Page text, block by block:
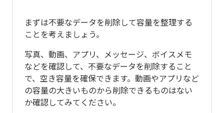
まずは不要なデータを削除して容量を整理する
ことを考えましょう。
写真、動画、アプリ、メッセージ、ボイスメモ
などを確認して、不要なデータを削除すること
で、空き容量を確保できます。動画やアプリなど
の容量の大きいものから削除できるものはない
か確認してみてください。